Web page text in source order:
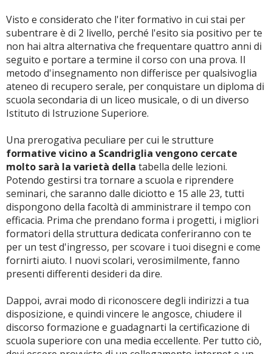
Visto e considerato che l'iter formativo in cui stai per
subentrare è di 2 livello, perché l'esito sia positivo per te
non hai altra alternativa che frequentare quattro anni di
seguito e portare a termine il corso con una prova. Il
metodo d'insegnamento non differisce per qualsivoglia
ateneo di recupero serale, per conquistare un diploma di
scuola secondaria di un liceo musicale, o di un diverso
Istituto di Istruzione Superiore.
Una prerogativa peculiare per cui le strutture
formative vicino a Scandriglia vengono cercate
molto sarà la varietà della tabella delle lezioni.
Potendo gestirsi tra tornare a scuola e riprendere
seminari, che saranno dalle diciotto e 15 alle 23, tutti
dispongono della facoltà di amministrare il tempo con
efficacia. Prima che prendano forma i progetti, i migliori
formatori della struttura dedicata conferiranno con te
per un test d'ingresso, per scovare i tuoi disegni e come
fornirti aiuto. I nuovi scolari, verosimilmente, fanno
presenti differenti desideri da dire.
Dappoi, avrai modo di riconoscere degli indirizzi a tua
disposizione, e quindi vincere le angosce, chiudere il
discorso formazione e guadagnarti la certificazione di
scuola superiore con una media eccellente. Per tutto ciò,